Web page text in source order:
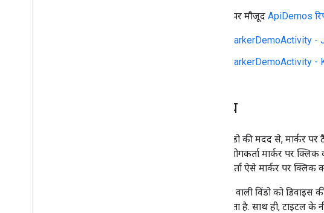
GitHub पर मौजूद ApiDemos
MarkerDemoActivity -
MarkerDemoActivity -
परिचय
सूचना विंडो की मदद से, मार्कर
कोई उपयोगकर्ता मार्कर पर
उपयोगकर्ता ऐसे मार्कर पर
जानकारी वाली विंडो को
किया जाता है. साथ ही, टाइटल के